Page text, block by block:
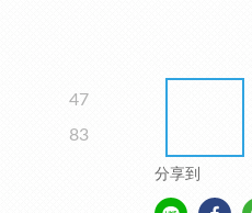
47
83
分享到